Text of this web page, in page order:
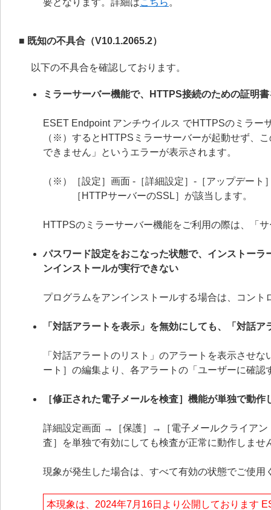
要となります。詳細はこちら 。
■ 既知の不具合（V10.1.2065.2）
以下の不具合を確認しております。
ミラーサーバー機能で、HTTPS接続のための証明
ESET Endpoint アンチウイルス でHTTPSのミラー
（※）するとHTTPSミラーサーバーが起動せず、
できません」というエラーが表示されます。
（※）［設定］画面 -［詳細設定］-［アップデー
［HTTPサーバーのSSL］が該当します。
HTTPSのミラーサーバー機能をご利用の際は、「
パスワード設定をおこなった状態で、インストー
ンインストールが実行できない
プログラムをアンインストールする場合は、コン
「対話アラートを表示」を無効にしても、「対話
「対話アラートのリスト」のアラートを表示させ
ート］の編集より、各アラートの「ユーザーに確
［修正された電子メールを検査］機能が単独で動作
詳細設定画面 →［保護］→［電子メールクライア
査］を単独で有効にしても検査が正常に動作しませ
現象が発生した場合は、すべて有効の状態でご使用
本現象は、2024年7月16日より公開しております